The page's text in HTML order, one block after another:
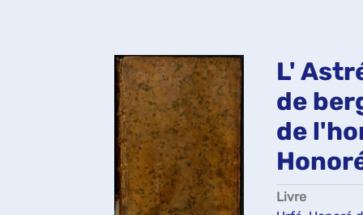
L'
de
de
Livre